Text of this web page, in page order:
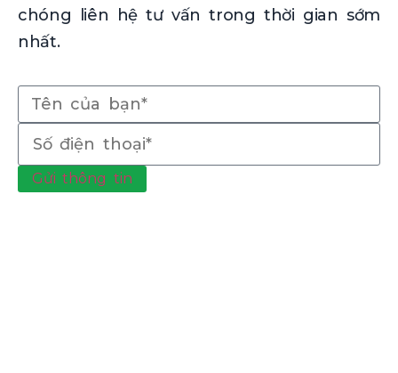
chóng liên hệ tư vấn trong thời gian sớm
nhất.
Gửi thông tin